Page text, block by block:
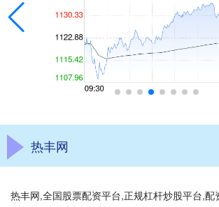
热丰网
热丰网,全国股票配资平台,正规杠杆炒股平台,配